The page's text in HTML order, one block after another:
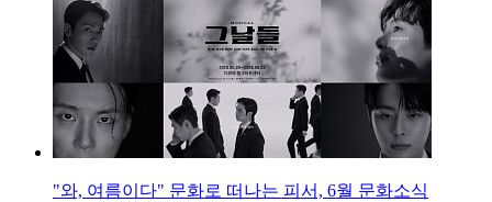
"와, 여름이다" 문화로 떠나는 피서, 6월 문화소식